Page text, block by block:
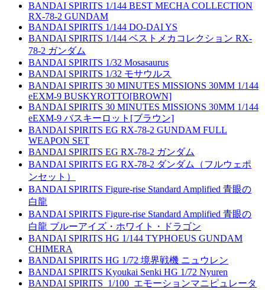
BANDAI SPIRITS 1/144 BEST MECHA COLLECTION
RX-78-2 GUNDAM
BANDAI SPIRITS 1/144 DO-DAI YS
BANDAI SPIRITS 1/144 ベストメカコレクション RX-
78-2 ガンダム
BANDAI SPIRITS 1/32 Mosasaurus
BANDAI SPIRITS 1/32 モサウルス
BANDAI SPIRITS 30 MINUTES MISSIONS 30MM 1/144
eEXM-9 BUSKYROTTO[BROWN]
BANDAI SPIRITS 30 MINUTES MISSIONS 30MM 1/144
eEXM-9 バスキーロット[ブラウン]
BANDAI SPIRITS EG RX-78-2 GUNDAM FULL
WEAPON SET
BANDAI SPIRITS EG RX-78-2 ガンダム
BANDAI SPIRITS EG RX-78-2 ダンダム（フルウェポ
ンセット）
BANDAI SPIRITS Figure-rise Standard Amplified 青眼の
白龍
BANDAI SPIRITS Figure-rise Standard Amplified 青眼の
白龍 ブルーアイズ・ホワイト・ドラゴン
BANDAI SPIRITS HG 1/144 TYPHOEUS GUNDAM
CHIMERA
BANDAI SPIRITS HG 1/72 境界戦機 ニュウレン
BANDAI SPIRITS Kyoukai Senki HG 1/72 Nyuren
BANDAI SPIRITS_1/100_エモーションマニピュレータ